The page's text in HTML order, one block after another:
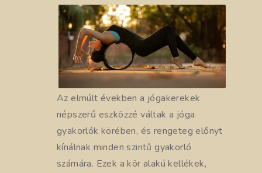
Az elmúlt években a jógakerekek
népszerű eszközzé váltak a jóga
gyakorlók körében, és rengeteg előnyt
kínálnak minden szintű gyakorló
számára. Ezek a kör alakú kellékek,